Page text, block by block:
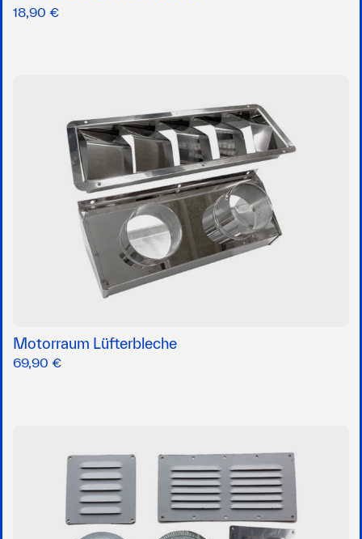
18,90 €
Motorraum Lüfterbleche
69,90 €